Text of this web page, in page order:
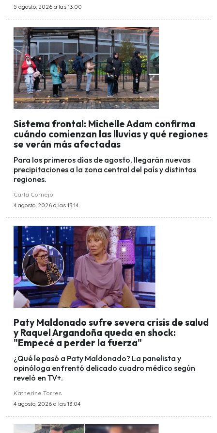
5 agosto, 2026 a las 13:00
Sistema frontal: Michelle Adam confirma
cuándo comienzan las lluvias y qué regiones
se verán más afectadas
Para los primeros días de agosto, llegarán nuevas
precipitaciones a la zona central del país y distintas
regiones.
Carla Cornejo
4 agosto, 2026 a las 13:14
Paty Maldonado sufre severa crisis de salud
y Raquel Argandoña queda en shock:
"Empecé a perder la fuerza"
¿Qué le pasó a Paty Maldonado? La panelista y
opinóloga enfrentó delicado cuadro médico según
reveló en TV+.
Katherine Torres
4 agosto, 2026 a las 13:04